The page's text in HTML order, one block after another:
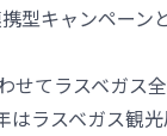
型キャンペーン
せてラスベガス
ラスベガス観